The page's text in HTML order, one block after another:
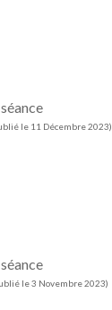
le 11 Décembre 2023)
le 3 Novembre 2023)